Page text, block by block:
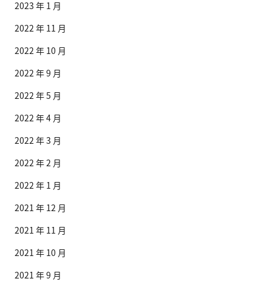
2023 年 1 月
2022 年 11 月
2022 年 10 月
2022 年 9 月
2022 年 5 月
2022 年 4 月
2022 年 3 月
2022 年 2 月
2022 年 1 月
2021 年 12 月
2021 年 11 月
2021 年 10 月
2021 年 9 月